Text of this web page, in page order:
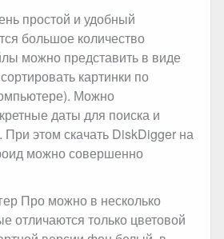
простой и удобный
большое количество
можно представить в виде
картинки по
Можно
даты для поиска и
этом скачать DiskDigger на
можно совершенно
Про можно в несколько
отличаются только цветовой